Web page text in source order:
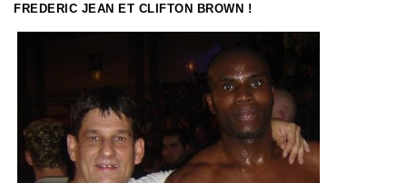
FREDERIC JEAN ET CLIFTON BROWN !